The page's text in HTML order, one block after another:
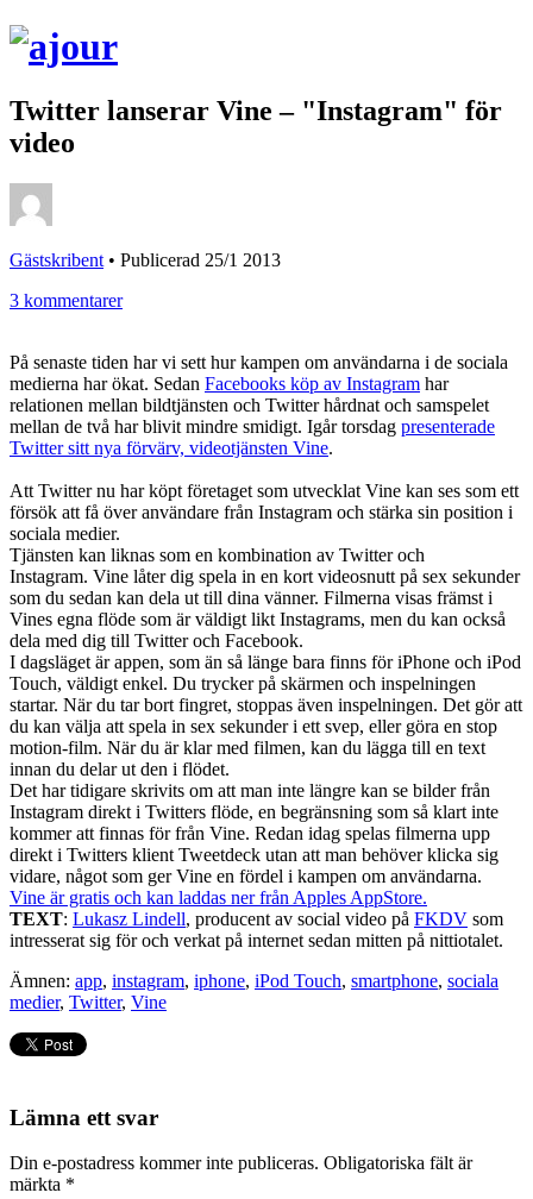
Twitter lanserar Vine – "Instagram" för
video
Gästskribent • Publicerad 25/1 2013
3 kommentarer
På senaste tiden har vi sett hur kampen om användarna i de sociala
medierna har ökat. Sedan Facebooks köp av Instagram har
relationen mellan bildtjänsten och Twitter hårdnat och samspelet
mellan de två har blivit mindre smidigt. Igår torsdag presenterade
Twitter sitt nya förvärv, videotjänsten Vine.
Att Twitter nu har köpt företaget som utvecklat Vine kan ses som ett
försök att få över användare från Instagram och stärka sin position i
sociala medier.
Tjänsten kan liknas som en kombination av Twitter och
Instagram. Vine låter dig spela in en kort videosnutt på sex sekunder
som du sedan kan dela ut till dina vänner. Filmerna visas främst i
Vines egna flöde som är väldigt likt Instagrams, men du kan också
dela med dig till Twitter och Facebook.
I dagsläget är appen, som än så länge bara finns för iPhone och iPod
Touch, väldigt enkel. Du trycker på skärmen och inspelningen
startar. När du tar bort fingret, stoppas även inspelningen. Det gör att
du kan välja att spela in sex sekunder i ett svep, eller göra en stop
motion-film. När du är klar med filmen, kan du lägga till en text
innan du delar ut den i flödet.
Det har tidigare skrivits om att man inte längre kan se bilder från
Instagram direkt i Twitters flöde, en begränsning som så klart inte
kommer att finnas för från Vine. Redan idag spelas filmerna upp
direkt i Twitters klient Tweetdeck utan att man behöver klicka sig
vidare, något som ger Vine en fördel i kampen om användarna.
Vine är gratis och kan laddas ner från Apples AppStore.
TEXT: Lukasz Lindell, producent av social video på FKDV som
intresserat sig för och verkat på internet sedan mitten på nittiotalet.
Ämnen: app, instagram, iphone, iPod Touch, smartphone, sociala
medier, Twitter, Vine
Lämna ett svar
Din e-postadress kommer inte publiceras. Obligatoriska fält är
märkta *